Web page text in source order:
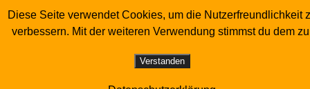
Zum Inhalt springen Sonderverein der Luchstaubenzüchter
Diese Seite verwendet Cookies, um die Nutzerfreundlichkeit
verbessern. Mit der weiteren Verwendung stimmst du dem
Verstanden